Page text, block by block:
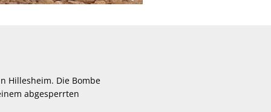
Hillesheim. Die Bombe
abgesperrten